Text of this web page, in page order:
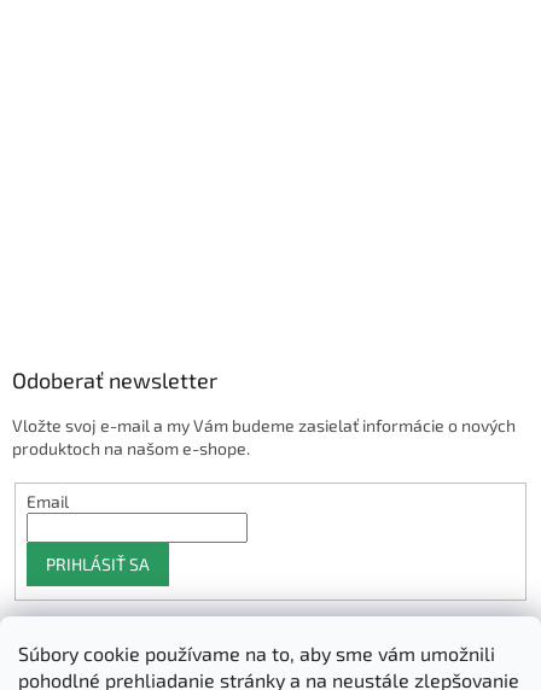
Súbory cookie používame na to, aby sme vám umožnili
pohodlné prehliadanie stránky a na neustále zlepšovanie
Odoberať newsletter
Vložte svoj e-mail a my Vám budeme zasielať informácie o nových
produktoch na našom e-shope.
Email
PRIHLÁSIŤ SA
Shoptet.sk